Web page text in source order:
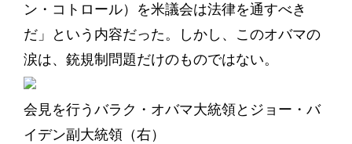
ン・コトロール）を米議会は法律を通すべき
だ」という内容だった。しかし、このオバマの
涙は、銃規制問題だけのものではない。
会見を行うバラク・オバマ大統領とジョー・バ
イデン副大統領（右）